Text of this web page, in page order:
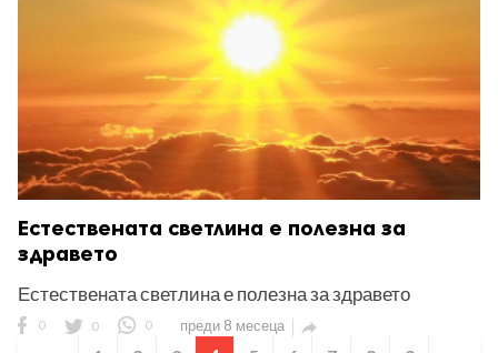
Естествената светлина е полезна за
здравето
Естествената светлина е полезна за здравето
0 0 0 преди 8 месеца 